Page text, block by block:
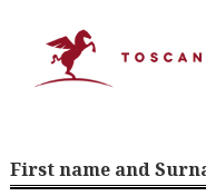
First name and